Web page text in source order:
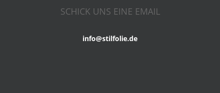
SCHICK UNS EINE EMAIL
info@stilfolie.de